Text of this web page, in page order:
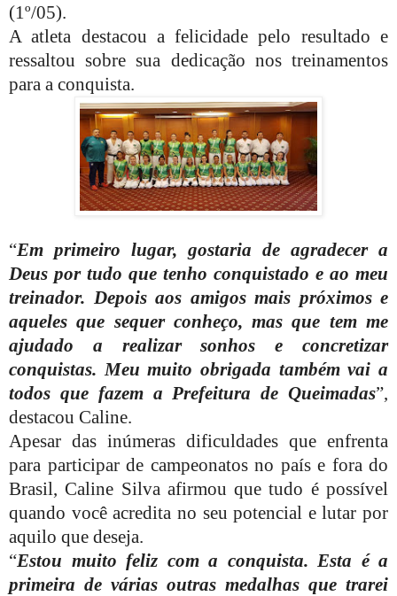
(1º/05).
A atleta destacou a felicidade pelo resultado e
ressaltou sobre sua dedicação nos treinamentos
para a conquista.
“Em primeiro lugar, gostaria de agradecer a
Deus por tudo que tenho conquistado e ao meu
treinador. Depois aos amigos mais próximos e
aqueles que sequer conheço, mas que tem me
ajudado a realizar sonhos e concretizar
conquistas. Meu muito obrigada também vai a
todos que fazem a Prefeitura de Queimadas”,
destacou Caline.
Apesar das inúmeras dificuldades que enfrenta
para participar de campeonatos no país e fora do
Brasil, Caline Silva afirmou que tudo é possível
quando você acredita no seu potencial e lutar por
aquilo que deseja.
“Estou muito feliz com a conquista. Esta é a
primeira de várias outras medalhas que trarei